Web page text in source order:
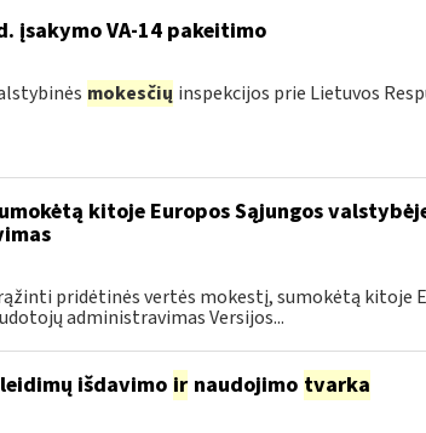
įsakymo VA-14 pakeitimo
mokesčių inspekcijos prie Lietuvos
kitoje Europos Sąjungos
pridėtinės vertės mokestį, sumokėtą kitoje
administravimas Versijos...
išdavimo irnaudojimo tvarka